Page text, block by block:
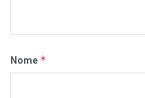
Nome *